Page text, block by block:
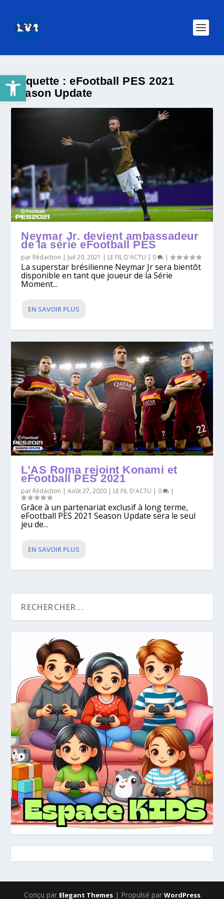
Ouvrir la barre d’outilsÉtiquette :eFootball PES 2021
Season Update
Neymar Jr. devient ambassadeur
de la série eFootball PES
par Rédaction | Juil 20, 2021 | LE FIL D'ACTU | 0 |
La superstar brésilienne Neymar Jr sera bientôt
disponible en tant que joueur de la Série
Moment...
EN SAVOIR PLUS
L’AS Roma rejoint Konami et
eFootball PES 2021
par Rédaction |Août 27, 2020 | LE FIL D'ACTU | 0 |
Grâce à un partenariat exclusif à long terme,
eFootball PES 2021 Season Update sera le seul
jeu de...
EN SAVOIR PLUS
Conçu par Elegant Themes| Propulsé par WordPress